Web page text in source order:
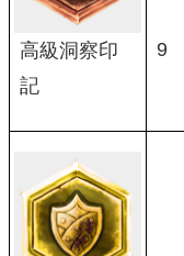
高級洞察印
記
9